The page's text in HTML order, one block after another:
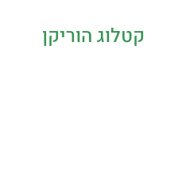
קטלוג הוריקן